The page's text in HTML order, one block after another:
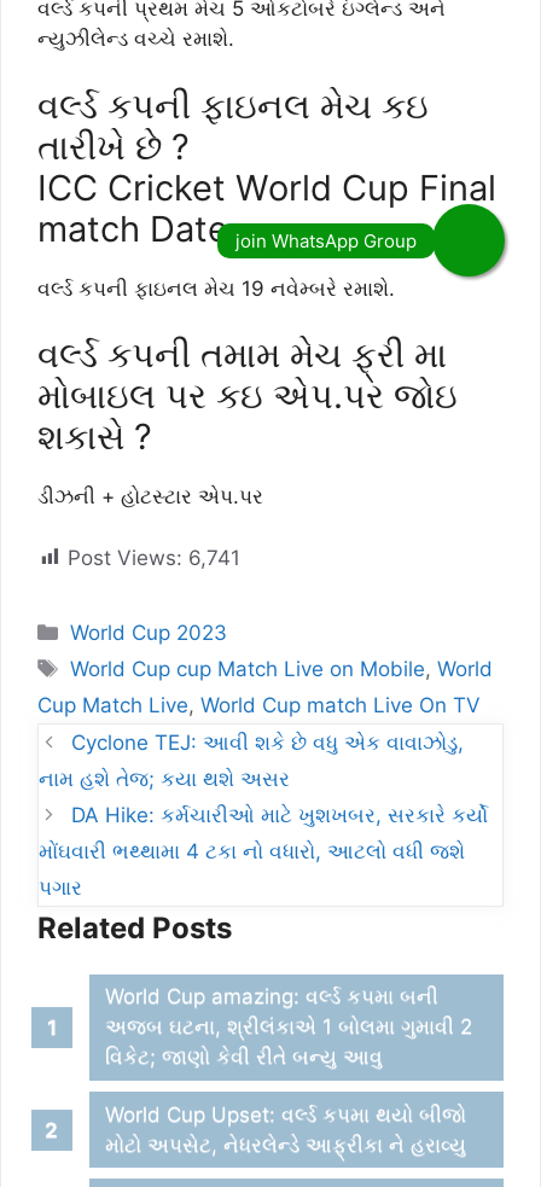
વર્લ્ડ કપની પ્રથમ મેચ 5 ઓકટોબરે ઇંગ્લેન્ડ અને
ન્યુઝીલેન્ડ વચ્ચે રમાશે.
વર્લ્ડ કપની ફાઇનલ મેચ કઇ
તારીખે છે ?
ICC Cricket World Cup Final
match Date
વર્લ્ડ કપની ફાઇનલ મેચ 19 નવેમ્બરે રમાશે.
વર્લ્ડ કપની તમામ મેચ ફ્રી મા
મોબાઇલ પર કઇ એપ.પર જોઇ
શકાસે ?
ડીઝની + હોટસ્ટાર એપ.પર
Post Views: 6,741
Categories
World Cup 2023
Tags
World Cup cup Match Live on Mobile,World
Cup Match Live, World Cup match Live On TV
Cyclone TEJ: આવી શકે છે વધુ એક વાવાઝોડુ,
નામ હશે તેજ; કયા થશે અસર
DA Hike: કર્મચારીઓ માટે ખુશખબર, સરકારે કર્યો
મોંઘવારી ભથ્થામા 4 ટકા નો વધારો, આટલો વધી જશે
પગાર
Related Posts
World Cup amazing: વર્લ્ડ કપમા બની
અજબ ઘટના, શ્રીલંકાએ 1 બોલમા ગુમાવી 2
વિકેટ; જાણો કેવી રીતે બન્યુ આવુ
World Cup Upset: વર્લ્ડ કપમા થયો બીજો
મોટો અપસેટ, નેધરલેન્ડે આફ્રીકા ને હરાવ્યુ